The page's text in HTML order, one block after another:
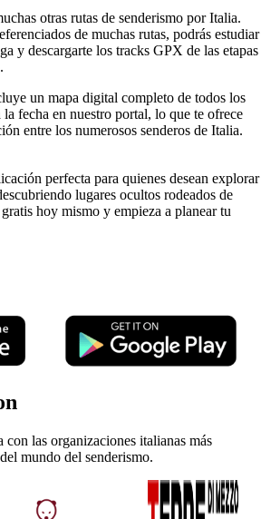
otras rutas de senderismo por Italia.
de muchas rutas, podrás estudiar
y descargarte los tracks GPX de las etapas
un mapa digital completo de todos los
la fecha en nuestro portal, lo que te ofrece
entre los numerosos senderos de Italia.
perfecta para quienes desean explorar
lugares ocultos rodeados de
hoy mismo y empieza a planear tu
las organizaciones italianas más
mundo del senderismo.